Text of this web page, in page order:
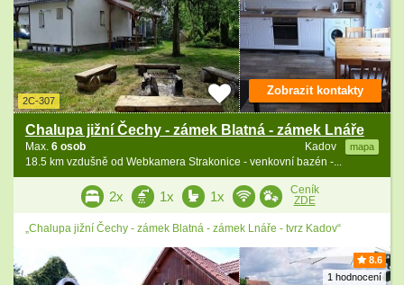
2C-307
Chalupa jižní Čechy - zámek Blatná - zámek Lnáře
Kadov mapa
Max. 6 osob
18.5 km vzdušně od Webkamera Strakonice - venkovní bazén -...
Zobrazit kontakty
2x 1x 1x
Ceník
ZDE
„Chalupa jižní Čechy - zámek Blatná - zámek Lnáře - tvrz Kadov“
8.6
1 hodnocení